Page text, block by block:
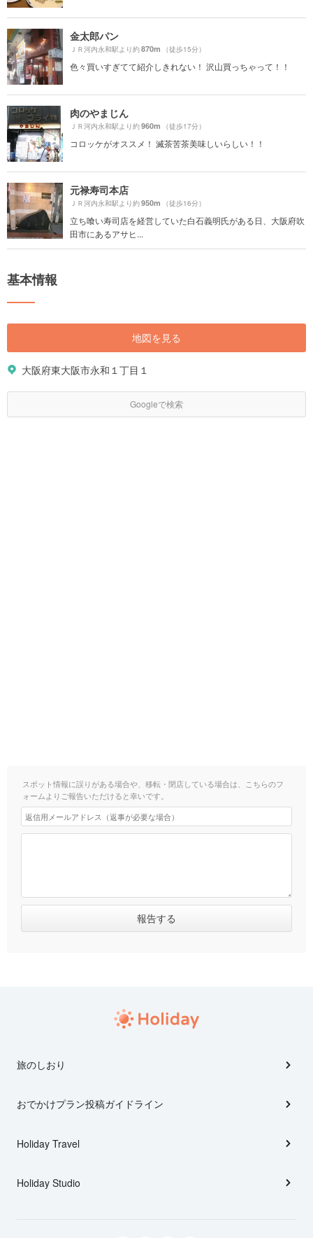
金太郎パン
ＪＲ河内永和駅より約870m （徒歩15分）
色々買いすぎてて紹介しきれない！ 沢山買っちゃって！！
肉のやまじん
ＪＲ河内永和駅より約960m （徒歩17分）
コロッケがオススメ！ 滅茶苦茶美味しいらしい！！
元禄寿司本店
ＪＲ河内永和駅より約950m （徒歩16分）
立ち喰い寿司店を経営していた白石義明氏がある日、大阪府吹
田市にあるアサヒ...
基本情報
地図を見る
大阪府東大阪市永和１丁目１
Googleで検索
スポット情報に誤りがある場合や、移転・閉店している場合は、こちらのフ
ォームよりご報告いただけると幸いです。
旅のしおり
おでかけプラン投稿ガイドライン
Holiday Travel
Holiday Studio